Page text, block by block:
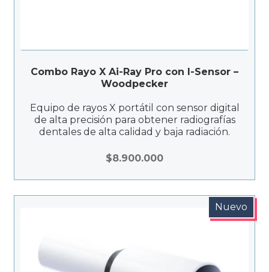
Combo Rayo X Ai-Ray Pro con I-Sensor –
Woodpecker
Equipo de rayos X portátil con sensor digital
de alta precisión para obtener radiografías
dentales de alta calidad y baja radiación.
$8.900.000
Nuevo